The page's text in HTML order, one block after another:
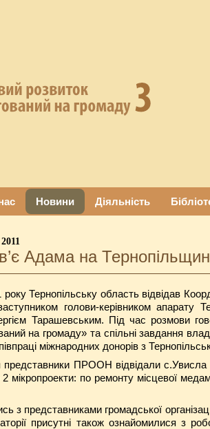
Новини Діяльність
Адама на
Тернопільську область відвідав
голови-керівником
Тарашевським. Під час розмови
на громаду» та спільні завдання
міжнародних донорів з
представники ПРООН відвідали с.Увисла
мікропроекти: по ремонту місцевої
з представниками громадської
присутні також ознайомилися з